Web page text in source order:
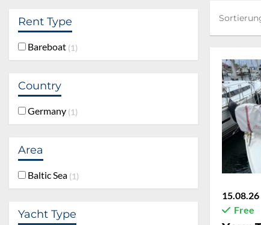
Rent Type
Bareboat 1
Country
Germany 1
Area
Baltic Sea 1
Yacht Type
Free